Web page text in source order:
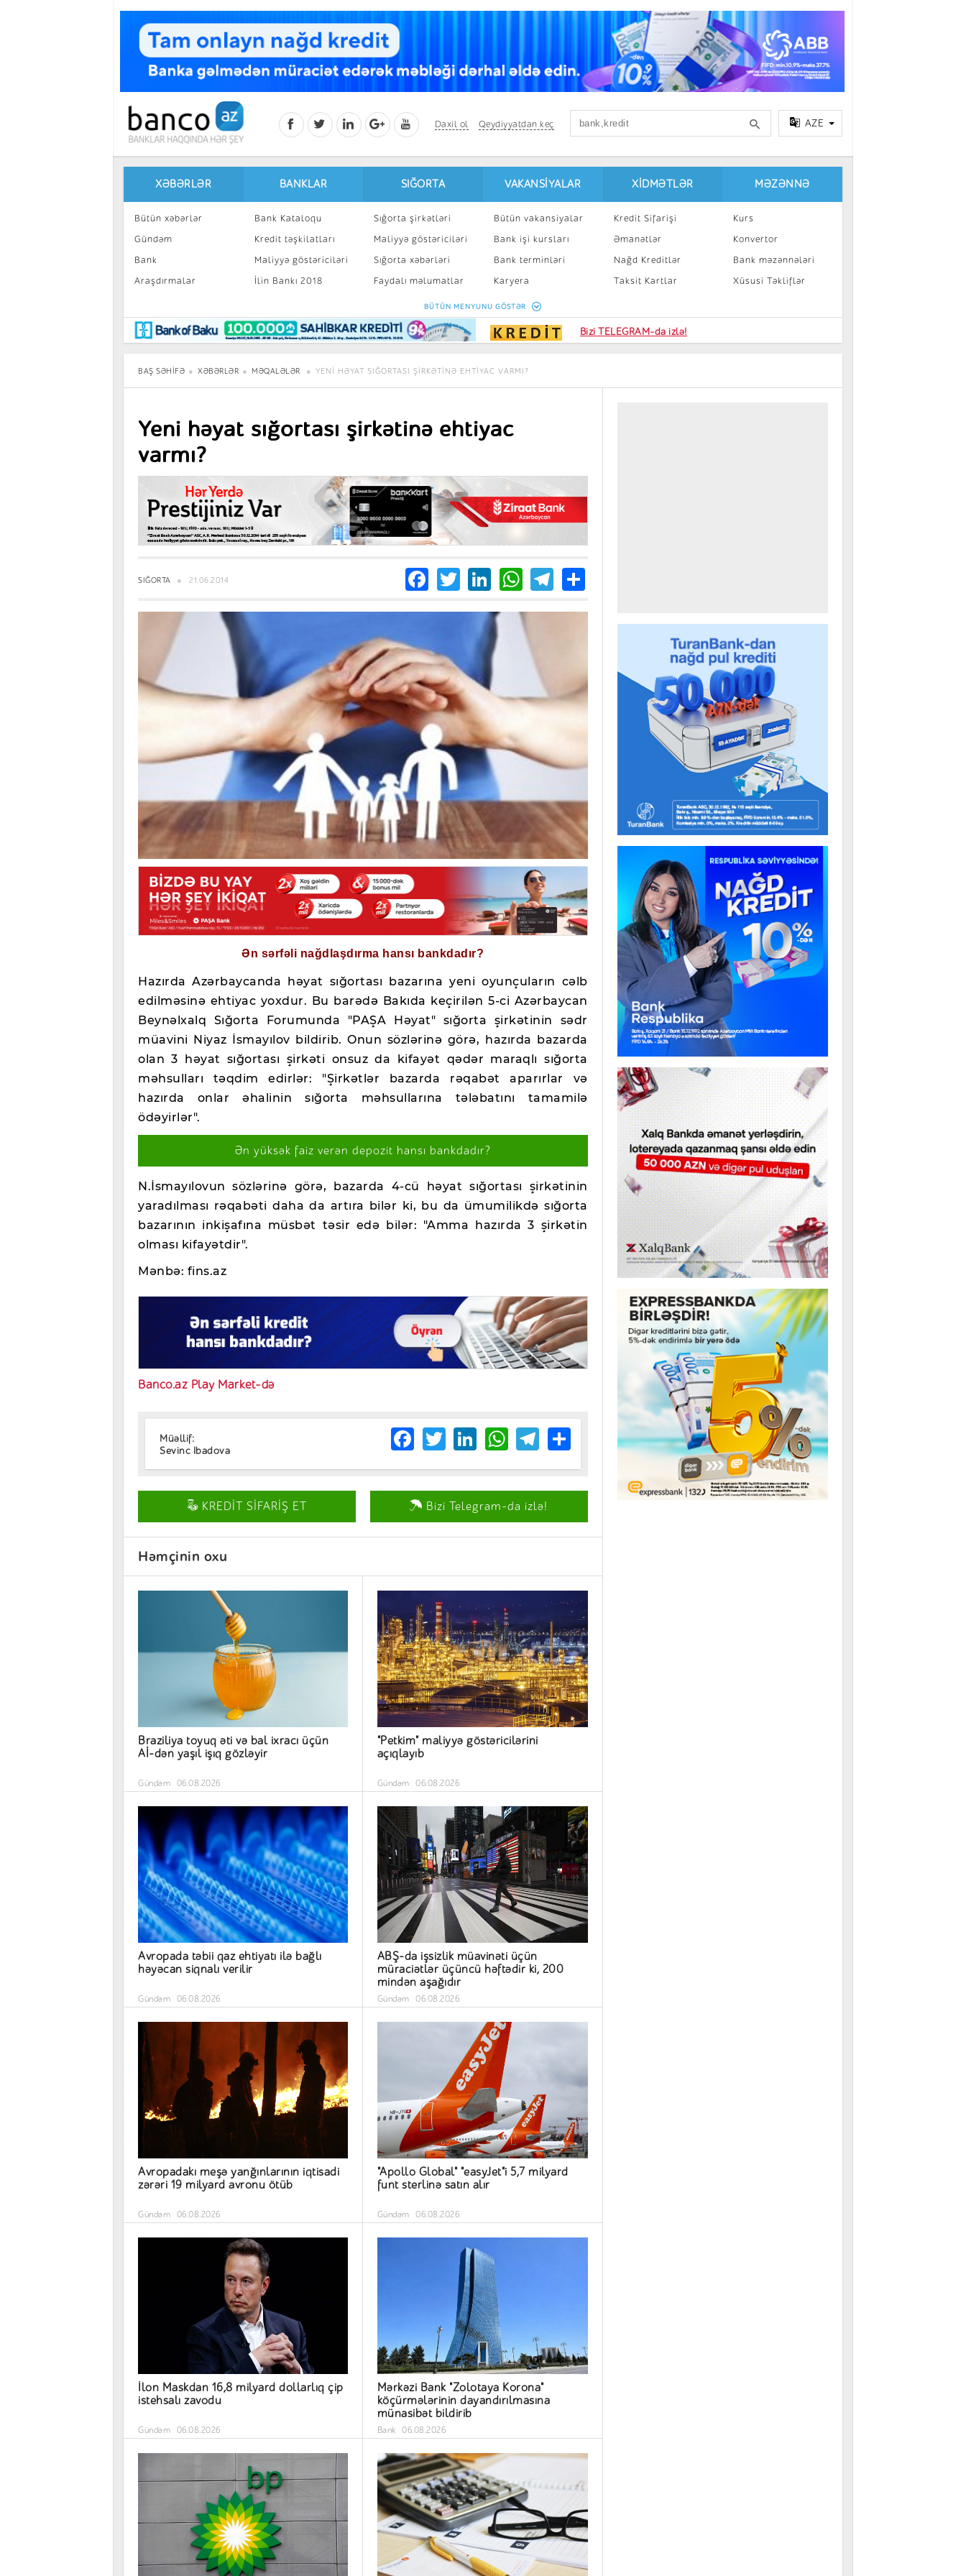
Daxil ol Qeydiyyatdan keç AZE
XƏBƏRLƏR
Bütün xəbərlər
Gündəm
Bank
Araşdırmalar
Maraqlı
BancoTV
Müsahibə
BANKLAR
Bank Kataloqu
Kredit təşkilatları
Maliyyə göstəriciləri
İlin Bankı 2018
SIĞORTA
Sığorta şirkətləri
Maliyyə göstəriciləri
Sığorta xəbərləri
Faydalı məlumatlar
Sığorta kalkulyatoru
VAKANSIYALAR
Bütün vakansiyalar
Bank işi kursları
Bank terminləri
Karyera
Peşakar inkişaf
XIDMƏTLƏR
Kredit Sifarişi
Əmanətlər
Nağd Kreditlər
Taksit Kartlar
Kart sifarişi
MƏZƏNNƏ
Kurs
Konvertor
Bank məzənnələri
Xüsusi Təkliflər
BÜTÜN MENYUNU GÖSTƏR
Bizi TELEGRAM-da izlə!
BAŞ SƏHIFƏ XƏBƏRLƏR MƏQALƏLƏR YENI HƏYAT SIĞORTASI ŞIRKƏTINƏ EHTIYAC VARMI?
Yeni həyat sığortası şirkətinə ehtiyac
varmı?
SIĞORTA 21.06.2014 Facebook
TwitterLinkedIn
WhatsApp
Telegram
Share
Ən sərfəli nağdlaşdırma hansı bankdadır?
Hazırda Azərbaycanda həyat sığortası bazarına yeni oyunçuların cəlb
edilməsinə ehtiyac yoxdur. Bu barədə Bakıda keçirilən 5-ci Azərbaycan
Beynəlxalq Sığorta Forumunda "PAŞA Həyat" sığorta şirkətinin sədr
müavini Niyaz İsmayılov bildirib. Onun sözlərinə görə, hazırda bazarda
olan 3 həyat sığortası şirkəti onsuz da kifayət qədər maraqlı sığorta
məhsulları təqdim edirlər: "Şirkətlər bazarda rəqabət aparırlar və
hazırda onlar əhalinin sığorta məhsullarına tələbatını tamamilə
ödəyirlər".
Ən yüksək faiz verən depozit hansı bankdadır?
N.İsmayılovun sözlərinə görə, bazarda 4-cü həyat sığortası şirkətinin
yaradılması rəqabəti daha da artıra bilər ki, bu da ümumilikdə sığorta
bazarının inkişafına müsbət təsir edə bilər: "Amma hazırda 3 şirkətin
olması kifayətdir".
Mənbə: fins.az
Banco.az Play Market-də
Müəllif:
Sevinc Ibadova
Facebook
TwitterLinkedIn
WhatsApp
Telegram
Share
KREDİT SİFARİŞ ET Bizi Telegram-da izlə!
Həmçinin oxu
Braziliya toyuq əti və bal ixracı üçün
Aİ-dən yaşıl işıq gözləyir
Gündəm 06.08.2026
"Petkim" maliyyə göstəricilərini
açıqlayıb
Gündəm 06.08.2026
Avropada təbii qaz ehtiyatı ilə bağlı
həyəcan siqnalı verilir
Gündəm 06.08.2026
ABŞ-da işsizlik müavinəti üçün
müraciətlər üçüncü həftədir ki, 200
mindən aşağıdır
Gündəm 06.08.2026
Avropadakı meşə yanğınlarının iqtisadi
zərəri 19 milyard avronu ötüb
Gündəm 06.08.2026
"Apollo Global" "easyJet"i 5,7 milyard
funt sterlinə satın alır
Gündəm 06.08.2026
İlon Maskdan 16,8 milyard dollarlıq çip
istehsalı zavodu
Gündəm 06.08.2026
Mərkəzi Bank "Zolotaya Korona"
köçürmələrinin dayandırılmasına
münasibət bildirib
Bank 06.08.2026